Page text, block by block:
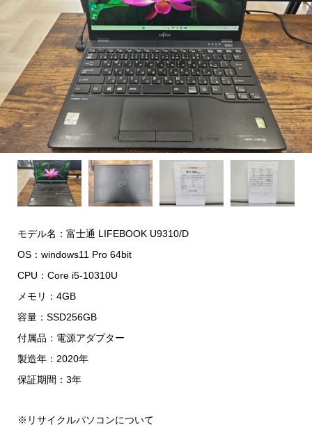
モデル名：富士通 LIFEBOOK U9310/D
OS：windows11 Pro 64bit
CPU：Core i5-10310U
メモリ：4GB
容量：SSD256GB
付属品：電源アダプター
製造年：2020年
保証期間：3年
※リサイクルパソコンについて